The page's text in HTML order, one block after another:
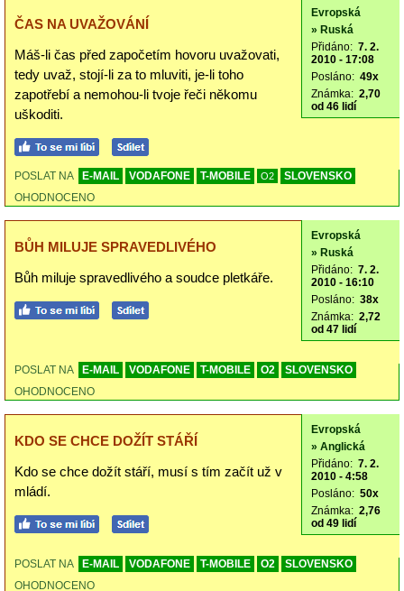
ČAS NA UVAŽOVÁNÍ
Máš-li čas před započetím hovoru uvažovati,
tedy uvaž, stojí-li za to mluviti, je-li toho
zapotřebí a nemohou-li tvoje řeči někomu
uškoditi.
Evropská
» Ruská
Přidáno: 7. 2.
2010 - 17:08
Posláno: 49x
Známka: 2,70
od 46 lidí
POSLAT NA E-MAIL VODAFONE T-MOBILE O2
SLOVENSKO
OHODNOCENO
BŮH MILUJE SPRAVEDLIVÉHO
Bůh miluje spravedlivého a soudce pletkáře.
Evropská
» Ruská
Přidáno: 7. 2.
2010 - 16:10
Posláno: 38x
Známka: 2,72
od 47 lidí
POSLAT NA E-MAIL VODAFONE T-MOBILE O2
SLOVENSKO
OHODNOCENO
KDO SE CHCE DOŽÍT STÁŘÍ
Kdo se chce dožít stáří, musí s tím začít už v
mládí.
Evropská
» Anglická
Přidáno: 7. 2.
2010 - 4:58
Posláno: 50x
Známka: 2,76
od 49 lidí
POSLAT NA E-MAIL VODAFONE T-MOBILE O2
SLOVENSKO
OHODNOCENO